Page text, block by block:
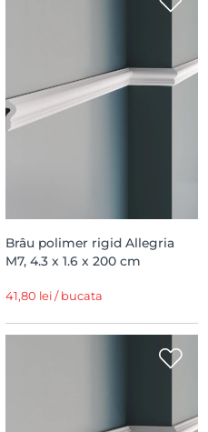
Brâu polimer rigid Allegria
M7, 4.3 x 1.6 x 200 cm
41,80 lei / bucata